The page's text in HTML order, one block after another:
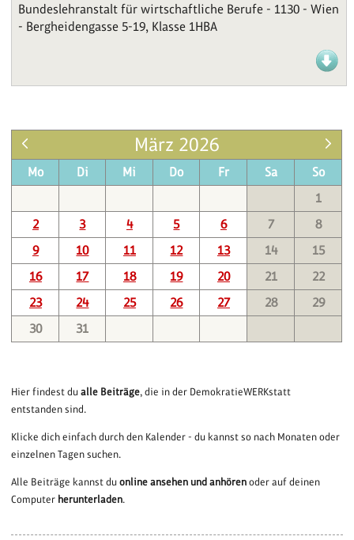
Bundeslehranstalt für wirtschaftliche Berufe - 1130 - Wien
- Bergheidengasse 5-19, Klasse 1HBA
März 2026
Mo Di Mi Do Fr Sa
So
1
2
3 4 5 6 7
8
9
10 11 12 13 14
15
16
17 18 19 20 21
22
23
24 25 26 27 28
29
30
31
Hier findest dualle Beiträge, die in der DemokratieWERKstatt
entstanden sind.
Klicke dich einfach durch den Kalender - du kannst so nach Monaten oder
einzelnen Tagen suchen.
Alle Beiträge kannst duonline ansehen und anhören oder auf deinen
Computer herunterladen.